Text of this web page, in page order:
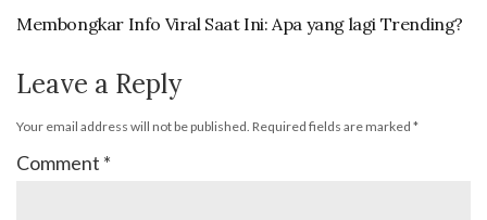
Membongkar Info Viral Saat Ini: Apa yang lagi Trending?
Leave a Reply
Your email address will not be published. Required fields are marked *
Comment *